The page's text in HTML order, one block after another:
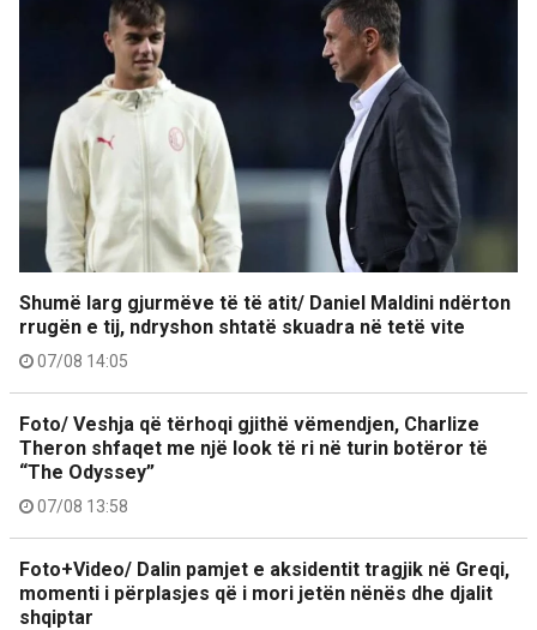
Shumë larg gjurmëve të të atit/ Daniel Maldini ndërton
rrugën e tij, ndryshon shtatë skuadra në tetë vite
07/08 14:05
Foto/ Veshja që tërhoqi gjithë vëmendjen, Charlize
Theron shfaqet me një look të ri në turin botëror të
“The Odyssey”
07/08 13:58
Foto+Video/ Dalin pamjet e aksidentit tragjik në Greqi,
momenti i përplasjes që i mori jetën nënës dhe djalit
shqiptar